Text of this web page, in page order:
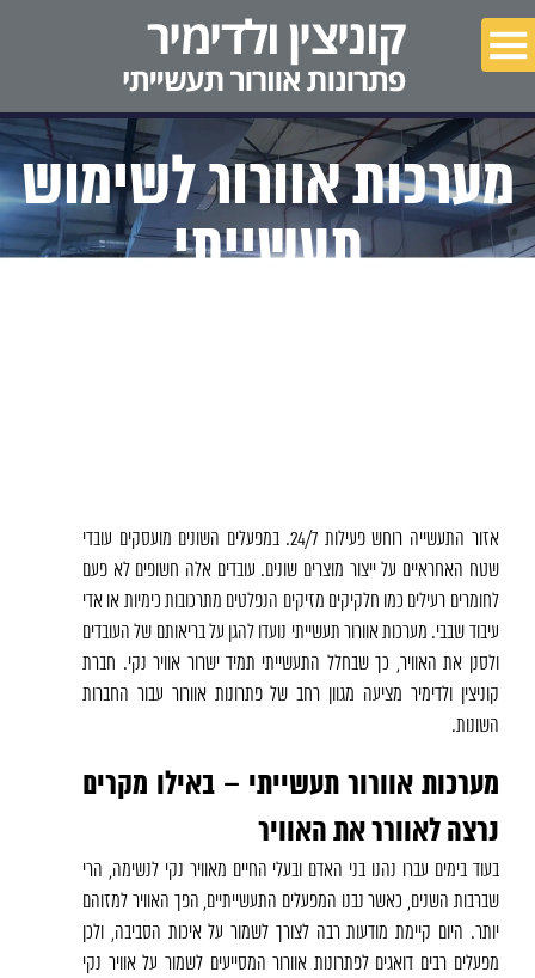
מאמרים
פרויקטים
צור קשר
מערכות אוורור לשימוש
תעשייתי
אזור התעשייה רוחש פעילות 24/7. במפעלים השונים מועסקים עובדי
שטח האחראיים על ייצור מוצרים שונים. עובדים אלה חשופים לא פעם
לחומרים רעילים כמו חלקיקים מזיקים הנפלטים מתרכובות כימיות או אדי
עיבוד שבבי. מערכות אוורור תעשייתי נועדו להגן על בריאותם של העובדים
ולסנן את האוויר, כך שבחלל התעשייתי תמיד ישרור אוויר נקי. חברת
קוניצין ולדימיר מציעה מגוון רחב של פתרונות אוורור עבור החברות
השונות.
מערכות אוורור תעשייתי – באילו מקרים
נרצה לאוורר את האוויר
בעוד בימים עברו נהנו בני האדם ובעלי החיים מאוויר נקי לנשימה, הרי
שברבות השנים, כאשר נבנו המפעלים התעשייתיים, הפך האוויר למזוהם
יותר. היום קיימת מודעות רבה לצורך לשמור על איכות הסביבה, ולכן
מפעלים רבים דואגים לפתרונות אוורור המסייעים לשמור על אוויר נקי